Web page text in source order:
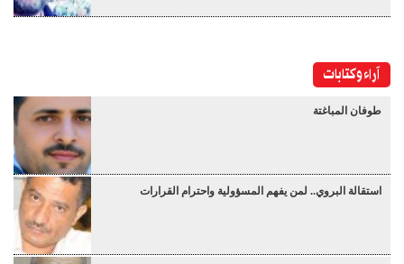
آراء وكتابات
طوفان المباغتة
استقالة البروي.. لمن يفهم المسؤولية واحترام القرارات